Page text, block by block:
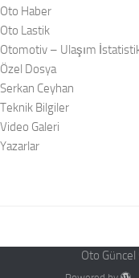
Oto Haber
Oto Lastik
Otomotiv – Ulaşım
Özel Dosya
Serkan Ceyhan
Teknik Bilgiler
Video Galeri
Yazarlar
Oto